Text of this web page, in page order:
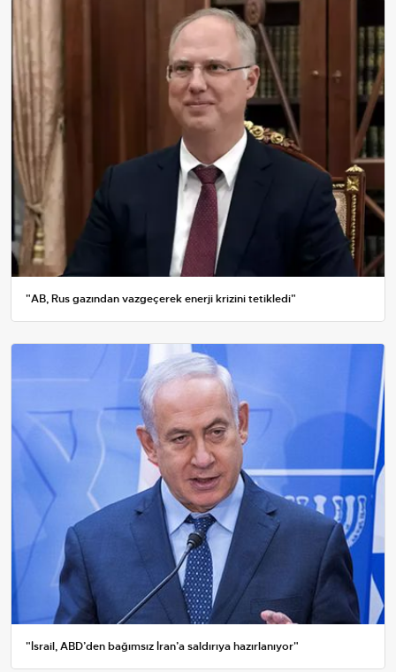
"AB, Rus gazından vazgeçerek enerji krizini tetikledi"
"İsrail, ABD’den bağımsız İran’a saldırıya hazırlanıyor"